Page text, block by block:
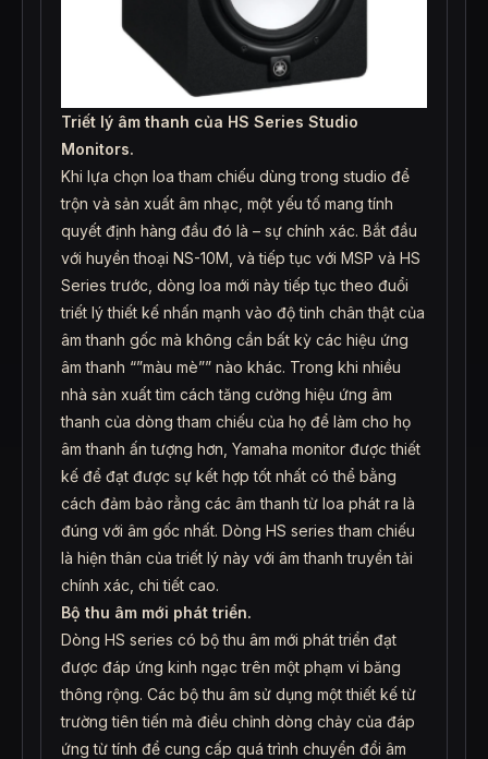
Triết lý âm thanh của HS Series Studio
Monitors.
Khi lựa chọn loa tham chiếu dùng trong studio để
trộn và sản xuất âm nhạc, một yếu tố mang tính
quyết định hàng đầu đó là – sự chính xác. Bắt đầu
với huyền thoại NS-10M, và tiếp tục với MSP và HS
Series trước, dòng loa mới này tiếp tục theo đuổi
triết lý thiết kế nhấn mạnh vào độ tinh chân thật của
âm thanh gốc mà không cần bất kỳ các hiệu ứng
âm thanh “”màu mè”” nào khác. Trong khi nhiều
nhà sản xuất tìm cách tăng cường hiệu ứng âm
thanh của dòng tham chiếu của họ để làm cho họ
âm thanh ấn tượng hơn, Yamaha monitor được thiết
kế để đạt được sự kết hợp tốt nhất có thể bằng
cách đảm bảo rằng các âm thanh từ loa phát ra là
đúng với âm gốc nhất. Dòng HS series tham chiếu
là hiện thân của triết lý này với âm thanh truyền tải
chính xác, chi tiết cao.
Bộ thu âm mới phát triển.
Dòng HS series có bộ thu âm mới phát triển đạt
được đáp ứng kinh ngạc trên một phạm vi băng
thông rộng. Các bộ thu âm sử dụng một thiết kế từ
trường tiên tiến mà điều chỉnh dòng chảy của đáp
ứng từ tính để cung cấp quá trình chuyển đổi âm